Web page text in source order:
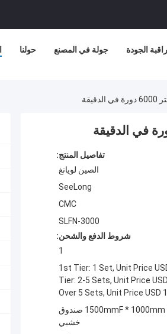
حولنا جولة في المصنع الجودة
تفاصيل المنتج:
الصين لويانغ
SeeLong
CMC
SLFN-3000
شروط الدفع والشحن:
1
1st Tier: 1 Set, Unit Price
Tier: 2-5 Sets, Unit Price
Over 5 Sets, Unit Price USD
1500mmF * 1000mm * 2000mm صندوق
خشبي